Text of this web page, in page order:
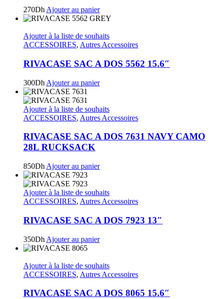
270Dh Ajouter au panier
Ajouter à la liste de souhaits
ACCESSOIRES, Autres Accessoires
RIVACASE SAC A DOS 5562 15.6″
300Dh Ajouter au panier
Ajouter à la liste de souhaits
ACCESSOIRES, Autres Accessoires
RIVACASE SAC A DOS 7631 NAVY CAMO
28L RUCKSACK
850Dh Ajouter au panier
Ajouter à la liste de souhaits
ACCESSOIRES, Autres Accessoires
RIVACASE SAC A DOS 7923 13″
350Dh Ajouter au panier
Ajouter à la liste de souhaits
ACCESSOIRES, Autres Accessoires
RIVACASE SAC A DOS 8065 15.6″